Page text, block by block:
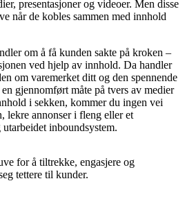
presentasjoner og videoer. Men disse
når de kobles sammen med innhold
om å få kunden sakte på kroken –
ved hjelp av innhold. Da handler
om varemerket ditt og den spennende
gjennomført måte på tvers av medier
i sekken, kommer du ingen vei
lekre annonser i fleng eller et
inboundsystem.
for å tiltrekke, engasjere og
tettere til kunder.